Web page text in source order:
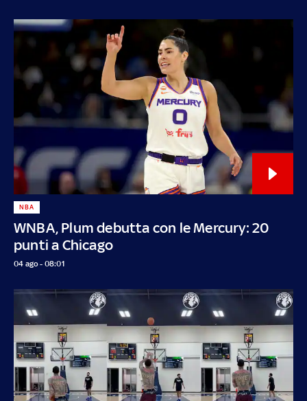
WNBA, Plum debutta con le Mercury: 20
punti a Chicago
NBA
04 ago - 08:01